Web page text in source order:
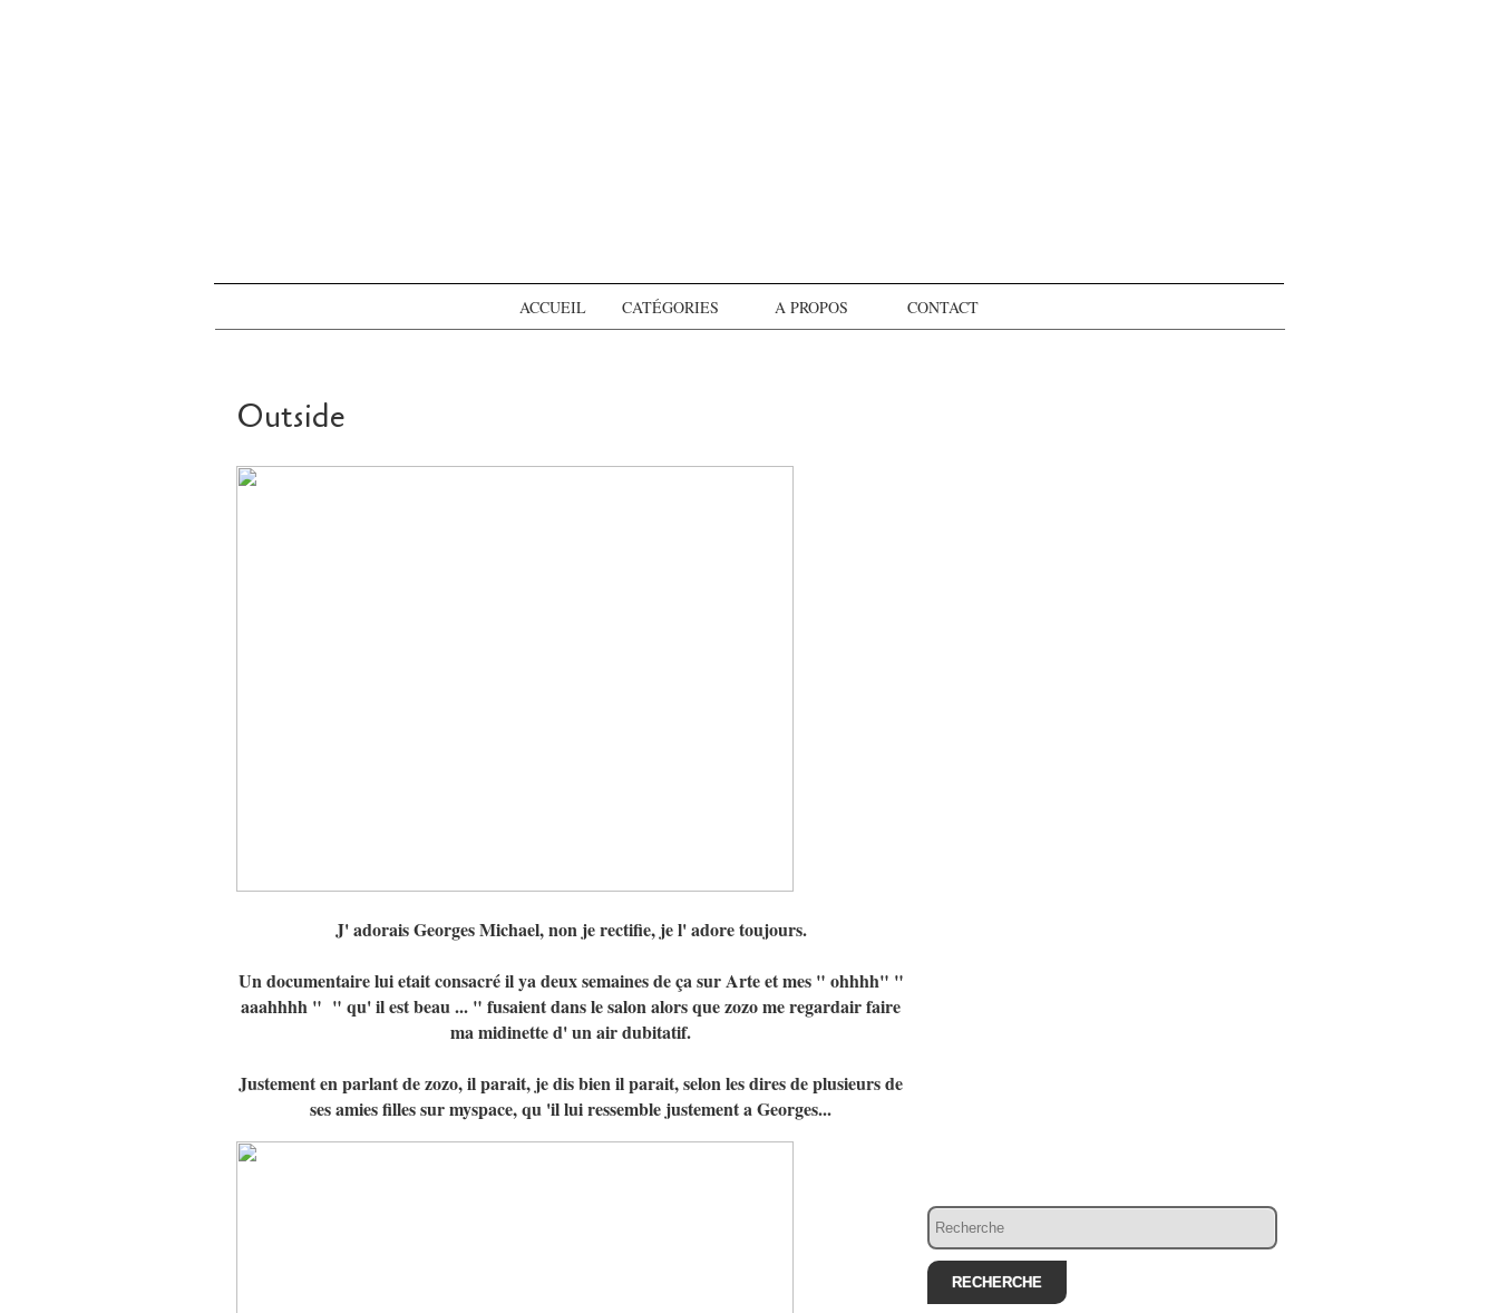
ACCUEIL CATÉGORIES A PROPOS CONTACT
Outside
J' adorais Georges Michael, non je rectifie, je l' adore toujours.
Un documentaire lui etait consacré il ya deux semaines de ça sur Arte et mes " ohhhh" "
aaahhhh " " qu' il est beau ... " fusaient dans le salon alors que zozo me regardair faire
ma midinette d' un air dubitatif.
Justement en parlant de zozo, il parait, je dis bien il parait, selon les dires de plusieurs de
ses amies filles sur myspace, qu 'il lui ressemble justement a Georges...